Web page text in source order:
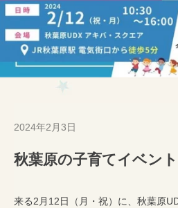
2024年2月3日
秋葉原の子育てイベン
来る2月12日（月・祝）に、秋葉原